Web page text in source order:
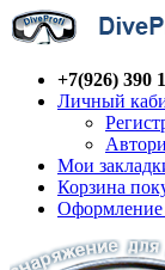
+7(926) 390
Личный
Мои
Корзина
Оформление